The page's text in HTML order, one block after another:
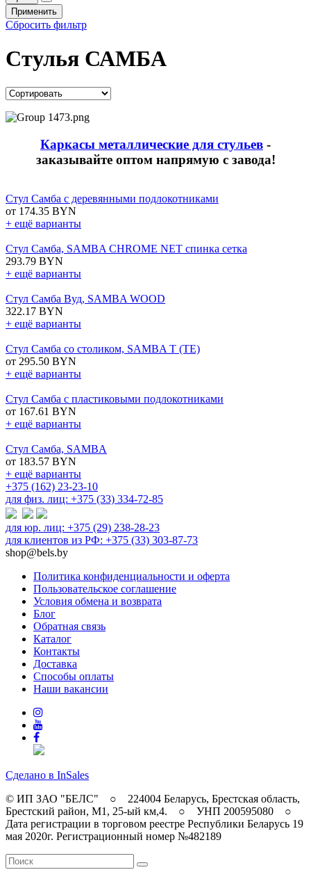
Применить
Сбросить фильтр
Стулья САМБА
Каркасы металлические для стульев -
заказывайте оптом напрямую с завода!
Стул Самба с деревянными подлокотниками
от 174.35 BYN
+ ещё варианты
Стул Самба, SAMBA CHROME NET спинка сетка
293.79 BYN
+ ещё варианты
Стул Самба Вуд, SAMBA WOOD
322.17 BYN
+ ещё варианты
Стул Самба со столиком, SAMBA T (TE)
от 295.50 BYN
+ ещё варианты
Стул Самба с пластиковыми подлокотниками
от 167.61 BYN
+ ещё варианты
Стул Самба, SAMBA
от 183.57 BYN
+ ещё варианты
+375 (162) 23-23-10
для физ. лиц: +375 (33) 334-72-85
для юр. лиц: +375 (29) 238-28-23
для клиентов из РФ: +375 (33) 303-87-73
shop@bels.by
Политика конфиденциальности и оферта
Пользовательское соглашение
Условия обмена и возврата
Блог
Обратная связь
Каталог
Контакты
Доставка
Способы оплаты
Наши вакансии
Сделано в InSales
© ИП ЗАО "БЕЛС" ○ 224004 Беларусь, Брестская область,
Брестский район, M1, 25-ый км,4. ○ УНП 200595080 ○
Дата регистрации в торговом реестре Республики Беларусь 19
мая 2020г. Регистрационный номер №482189